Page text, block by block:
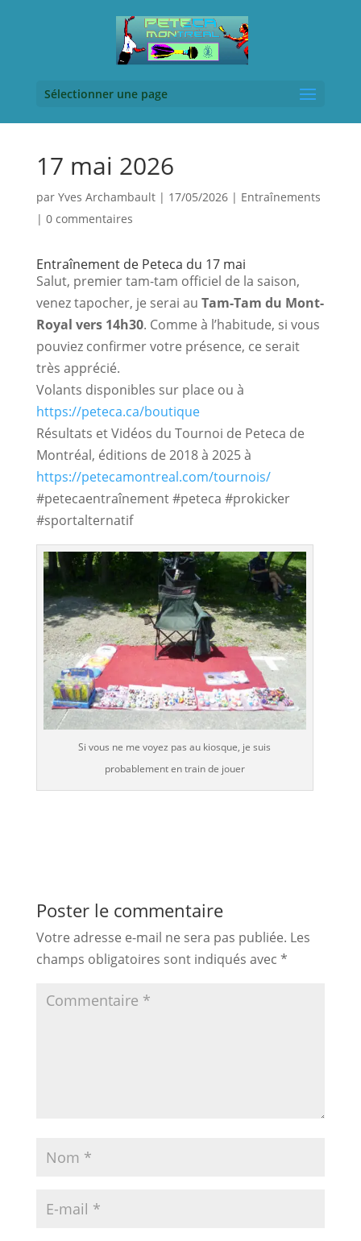
Sélectionner une page
17 mai 2026
par Yves Archambault| 17/05/2026| Entraînements
| 0 commentaires
Entraînement de Peteca du 17 mai
Salut, premier tam-tam officiel de la saison,
venez tapocher, je serai au Tam-Tam du Mont-
Royal vers 14h30. Comme à l’habitude, si vous
pouviez confirmer votre présence, ce serait
très apprécié.
Volants disponibles sur place ou à
https://peteca.ca/boutique
Résultats et Vidéos du Tournoi de Peteca de
Montréal, éditions de 2018 à 2025 à
https://petecamontreal.com/tournois/
#petecaentraînement #peteca #prokicker
#sportalternatif
Si vous ne me voyez pas au kiosque, je suis
probablement en train de jouer
Poster le commentaire
Votre adresse e-mail ne sera pas publiée. Les
champs obligatoires sont indiqués avec *